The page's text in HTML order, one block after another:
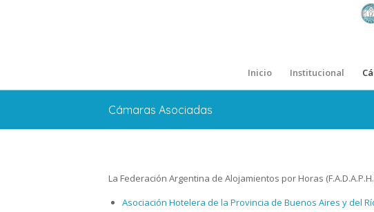
Inicio Institucional
Cámaras Asociadas
La Federación Argentina de Alojamientos por Horas
Asociación Hotelera de la Provincia de Buenos Aires y del